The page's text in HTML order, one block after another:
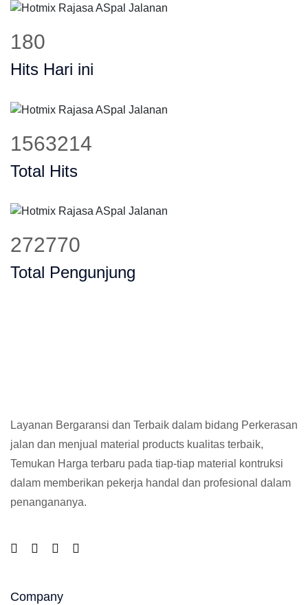
210
Hits Hari ini
1820823
Total Hits
320397
Total Pengunjung
Layanan Bergaransi dan Terbaik dalam bidang Perkerasan
jalan dan menjual material products kualitas terbaik,
Temukan Harga terbaru pada tiap-tiap material kontruksi
dalam memberikan pekerja handal dan profesional dalam
penangananya.
Company